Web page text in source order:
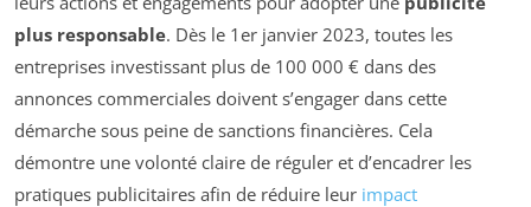
plus responsable. Dès le 1er janvier 2023, toutes les
entreprises investissant plus de 100 000 € dans des
annonces commerciales doivent s’engager dans cette
démarche sous peine de sanctions financières. Cela
démontre une volonté claire de réguler et d’encadrer les
pratiques publicitaires afin de réduire leur impact